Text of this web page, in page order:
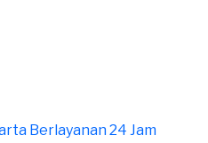
Berlayanan 24 Jam